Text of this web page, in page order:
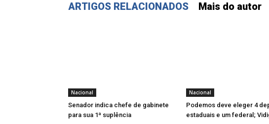
ARTIGOS RELACIONADOS Mais do autor
Nacional
Senador indica chefe de gabinete
para sua 1ª suplência
Nacional
Podemos deve eleger 4
estaduais e um federal;